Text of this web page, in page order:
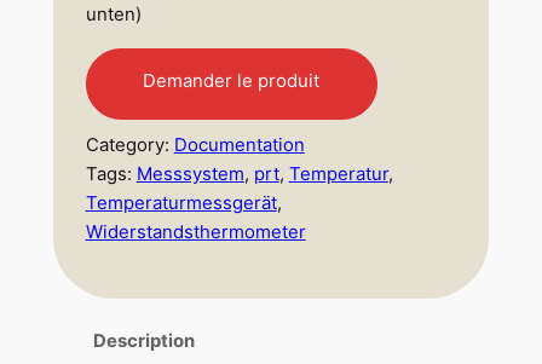
unten)
Demander le produit
Category: Documentation
Tags: Messsystem, prt, Temperatur
Temperaturmessgerät
Widerstandsthermometer
Description